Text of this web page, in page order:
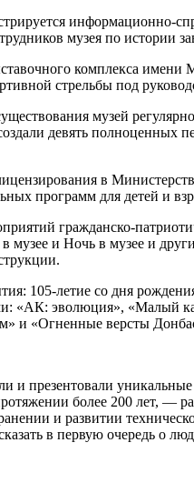
информационно-
музея по истории
комплекса
стрельбы под
музей
девять
в
программ для детей и
гражданско-
музее и Ночь в музее и
105-летие со дня
«АК: эволюция», «Малый
и «Огненные версты
и презентовали
более 200 лет, —
и развитии
в первую очередь о